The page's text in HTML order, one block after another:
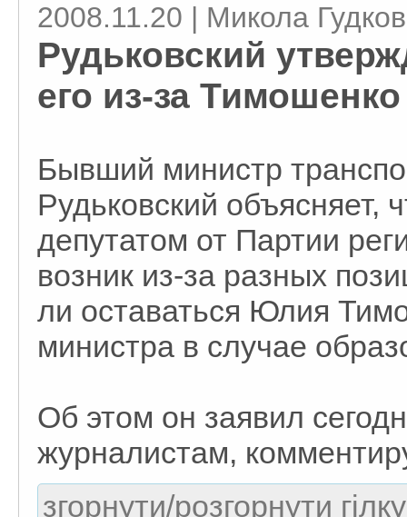
2008.11.20 | Микола
Рудьковский
его из-за
Бывший министр
Рудьковский объясняет,
депутатом от Партии
возник из-за разных
ли оставаться Юлия
министра в случае
Об этом он заявил
журналистам,
згорнути/розгорнути